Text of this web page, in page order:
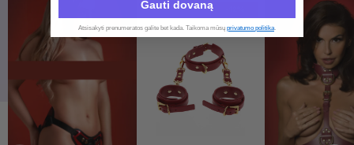
Gauti dovaną
Atsisakyti prenumeratos galite bet kada. Taikoma mūsų privatumo politika.​